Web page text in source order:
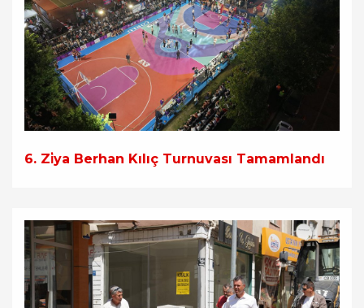
6. Zi̇ya Berhan Kılıç Turnuvası Tamamlandı